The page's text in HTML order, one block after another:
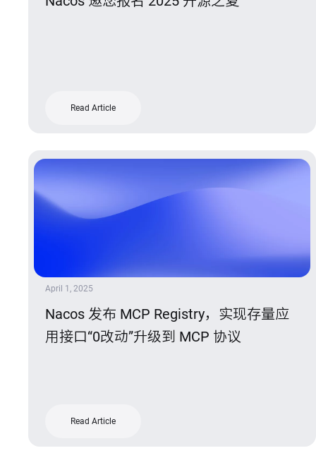
Read Article
April 1, 2025
Nacos 发布 MCP Registry，实现存量应
用接口“0改动”升级到 MCP 协议
Read Article